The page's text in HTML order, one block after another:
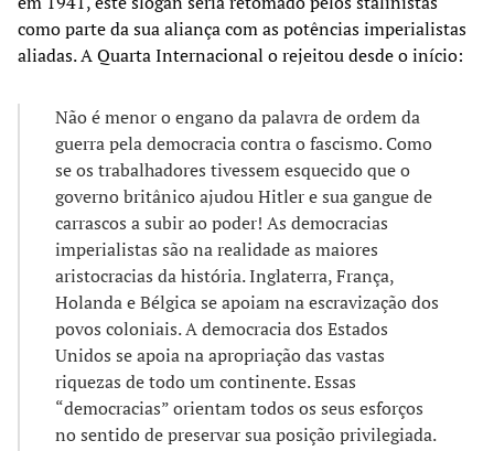
como parte da sua aliança com as potências imperialistas
aliadas. A Quarta Internacional o rejeitou desde o início:
Não é menor o engano da palavra de ordem da
guerra pela democracia contra o fascismo. Como
se os trabalhadores tivessem esquecido que o
governo britânico ajudou Hitler e sua gangue de
carrascos a subir ao poder! As democracias
imperialistas são na realidade as maiores
aristocracias da história. Inglaterra, França,
Holanda e Bélgica se apoiam na escravização dos
povos coloniais. A democracia dos Estados
Unidos se apoia na apropriação das vastas
riquezas de todo um continente. Essas
“democracias” orientam todos os seus esforços
no sentido de preservar sua posição privilegiada.